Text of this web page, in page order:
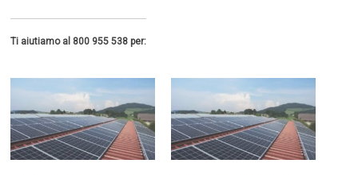
Ti aiutiamo al 800 955 538 per: